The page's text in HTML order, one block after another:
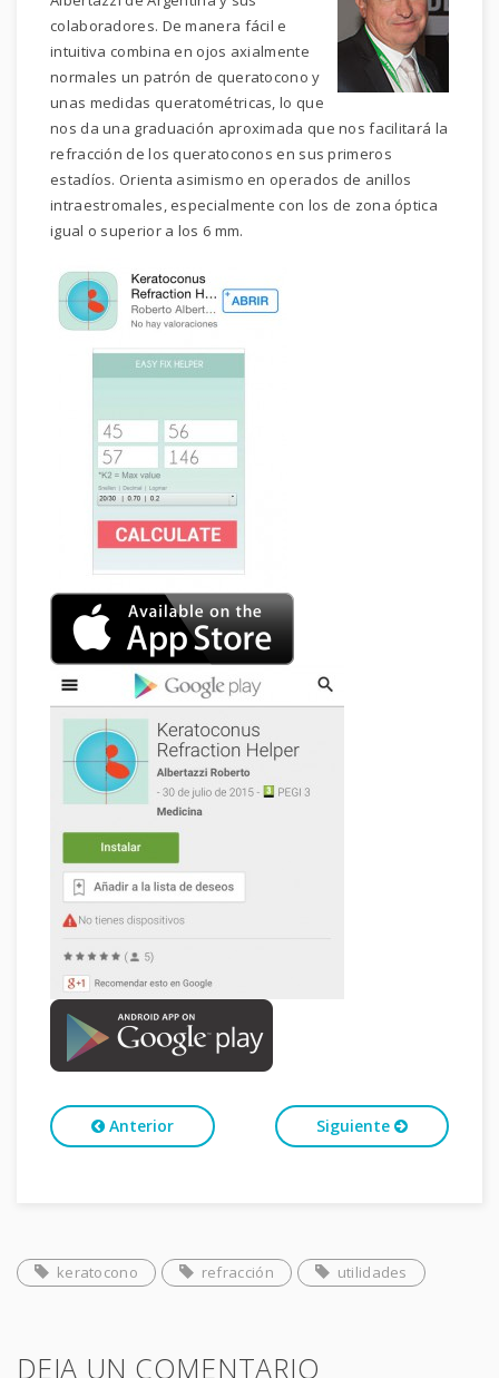
colaboradores. De manera fácil e
intuitiva combina en ojos axialmente
normales un patrón de queratocono y
unas medidas queratométricas, lo que
nos da una graduación aproximada que nos facilitará la
refracción de los queratoconos en sus primeros
estadíos. Orienta asimismo en operados de anillos
intraestromales, especialmente con los de zona óptica
igual o superior a los 6 mm.
Anterior Siguiente
keratocono refracción utilidades
DEJA UN COMENTARIO